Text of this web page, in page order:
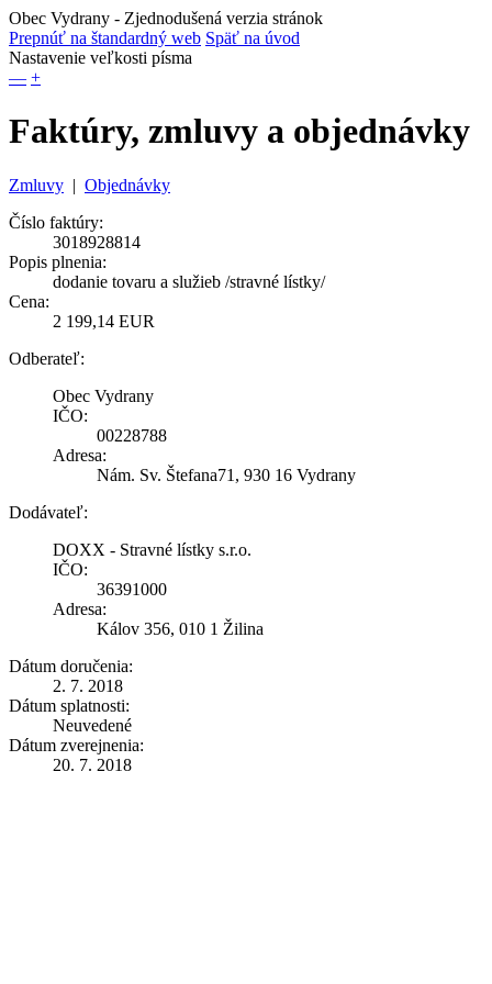
Obec Vydrany - Zjednodušená verzia stránok
Prepnúť na štandardný web Späť na úvod
Nastavenie veľkosti písma
— +
Faktúry, zmluvy a objednávky
Zmluvy | Objednávky
Číslo faktúry:
3018928814
Popis plnenia:
dodanie tovaru a služieb /stravné lístky/
Cena:
2 199,14 EUR
Odberateľ:
Obec Vydrany
IČO:
00228788
Adresa:
Nám. Sv. Štefana71, 930 16 Vydrany
Dodávateľ:
DOXX - Stravné lístky s.r.o.
IČO:
36391000
Adresa:
Kálov 356, 010 1 Žilina
Dátum doručenia:
2. 7. 2018
Dátum splatnosti:
Neuvedené
Dátum zverejnenia:
20. 7. 2018